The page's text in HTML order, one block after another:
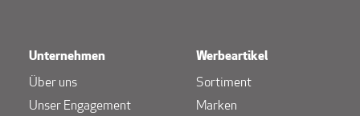
Unternehmen
Über uns
Unser Engagement
Werbeartikel
Sortiment
Marken